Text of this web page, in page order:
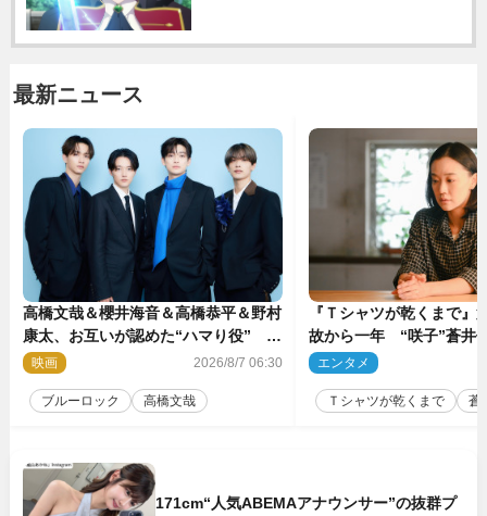
最新ニュース
高橋文哉＆櫻井海音＆高橋恭平＆野村
康太、お互いが認めた“ハマり役”
『ブルーロック』で築いた最高のチー
映画 2026/8/7 06:30
ブルーロック 高橋文哉
『Ｔシャツが乾くまで』
故から一年 “咲子”蒼井
島歩は心を許しあえる関
エンタメ
Ｔシャツが乾くまで 蒼
171cm“人気ABEMAアナウンサー”の抜群プ